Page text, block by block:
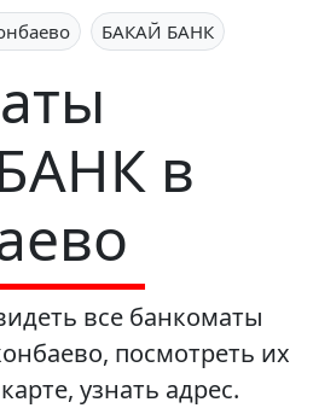
БАКАЙ БАНК
в
все банкоматы
посмотреть их
узнать адрес.